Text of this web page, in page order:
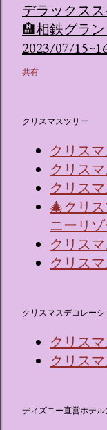
デラックス
🏨相鉄グラ
2023/07/
共有
クリスマスツリー
クリス
クリス
クリス
🎄クリ
ニーリ
クリス
クリス
クリスマスデコレーシ
クリス
クリス
ディズニー直営ホテル